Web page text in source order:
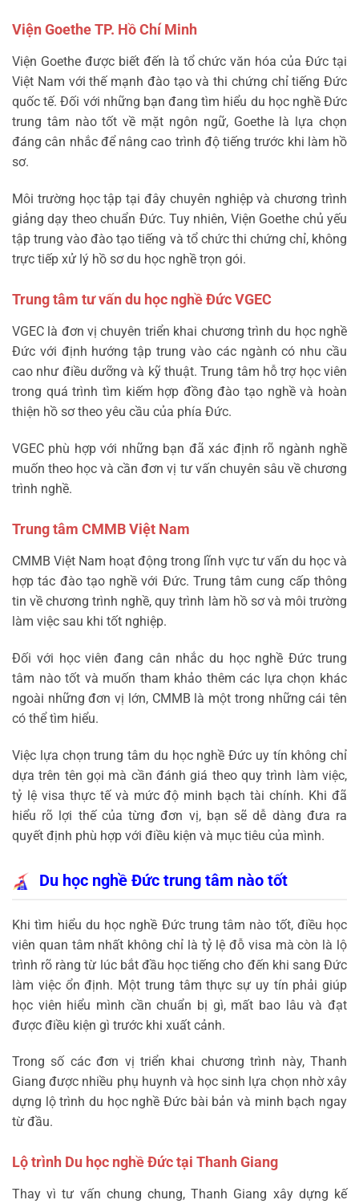
Viện Goethe TP. Hồ Chí Minh
Viện Goethe được biết đến là tổ chức văn hóa của Đức tại
Việt Nam với thế mạnh đào tạo và thi chứng chỉ tiếng Đức
quốc tế. Đối với những bạn đang tìm hiểu du học nghề Đức
trung tâm nào tốt về mặt ngôn ngữ, Goethe là lựa chọn
đáng cân nhắc để nâng cao trình độ tiếng trước khi làm hồ
sơ.
Môi trường học tập tại đây chuyên nghiệp và chương trình
giảng dạy theo chuẩn Đức. Tuy nhiên, Viện Goethe chủ yếu
tập trung vào đào tạo tiếng và tổ chức thi chứng chỉ, không
trực tiếp xử lý hồ sơ du học nghề trọn gói.
Trung tâm tư vấn du học nghề Đức VGEC
VGEC là đơn vị chuyên triển khai chương trình du học nghề
Đức với định hướng tập trung vào các ngành có nhu cầu
cao như điều dưỡng và kỹ thuật. Trung tâm hỗ trợ học viên
trong quá trình tìm kiếm hợp đồng đào tạo nghề và hoàn
thiện hồ sơ theo yêu cầu của phía Đức.
VGEC phù hợp với những bạn đã xác định rõ ngành nghề
muốn theo học và cần đơn vị tư vấn chuyên sâu về chương
trình nghề.
Trung tâm CMMB Việt Nam
CMMB Việt Nam hoạt động trong lĩnh vực tư vấn du học và
hợp tác đào tạo nghề với Đức. Trung tâm cung cấp thông
tin về chương trình nghề, quy trình làm hồ sơ và môi trường
làm việc sau khi tốt nghiệp.
Đối với học viên đang cân nhắc du học nghề Đức trung
tâm nào tốt và muốn tham khảo thêm các lựa chọn khác
ngoài những đơn vị lớn, CMMB là một trong những cái tên
có thể tìm hiểu.
Việc lựa chọn trung tâm du học nghề Đức uy tín không chỉ
dựa trên tên gọi mà cần đánh giá theo quy trình làm việc,
tỷ lệ visa thực tế và mức độ minh bạch tài chính. Khi đã
hiểu rõ lợi thế của từng đơn vị, bạn sẽ dễ dàng đưa ra
quyết định phù hợp với điều kiện và mục tiêu của mình.
Du học nghề Đức trung tâm nào tốt
Khi tìm hiểu du học nghề Đức trung tâm nào tốt, điều học
viên quan tâm nhất không chỉ là tỷ lệ đỗ visa mà còn là lộ
trình rõ ràng từ lúc bắt đầu học tiếng cho đến khi sang Đức
làm việc ổn định. Một trung tâm thực sự uy tín phải giúp
học viên hiểu mình cần chuẩn bị gì, mất bao lâu và đạt
được điều kiện gì trước khi xuất cảnh.
Trong số các đơn vị triển khai chương trình này, Thanh
Giang được nhiều phụ huynh và học sinh lựa chọn nhờ xây
dựng lộ trình du học nghề Đức bài bản và minh bạch ngay
từ đầu.
Lộ trình Du học nghề Đức tại Thanh Giang
Thay vì tư vấn chung chung, Thanh Giang xây dựng kế